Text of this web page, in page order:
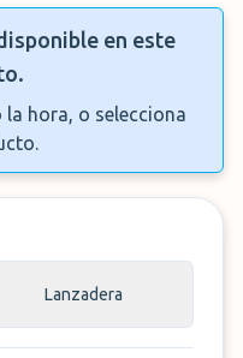
en este
la hora, o selecciona
Lanzadera